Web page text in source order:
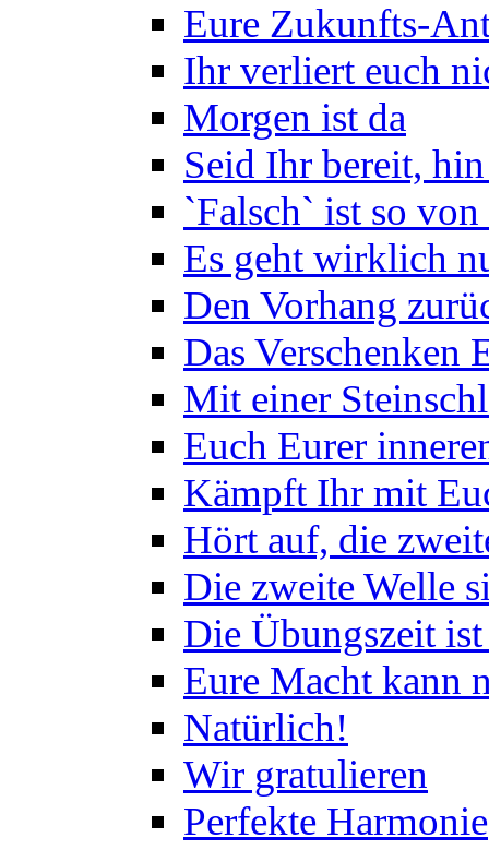
Eure Zukunfts-
Ihr verliert euch
Morgen ist da
Seid Ihr bereit,
`Falsch` ist so von
Es geht wirklich
Den Vorhang
Das Verschenken
Mit einer
Euch Eurer
Kämpft Ihr mit
Hört auf, die
Die zweite Welle
Die Übungszeit
Eure Macht kann
Natürlich!
Wir gratulieren
Perfekte Harmonie